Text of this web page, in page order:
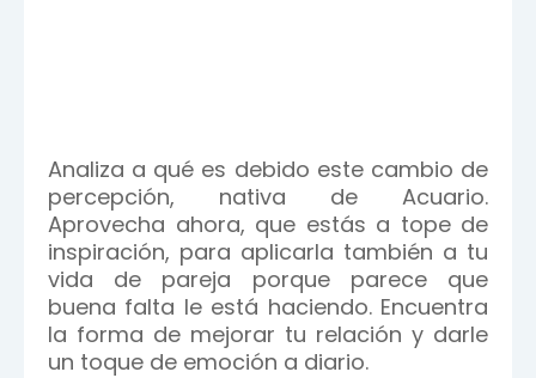
Analiza a qué es debido este cambio de
percepción, nativa de Acuario.
Aprovecha ahora, que estás a tope de
inspiración, para aplicarla también a tu
vida de pareja porque parece que
buena falta le está haciendo. Encuentra
la forma de mejorar tu relación y darle
un toque de emoción a diario.